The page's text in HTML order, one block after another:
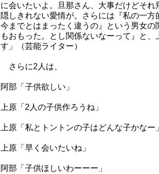
に会いたいよ。旦那さん、大事だけどそ
隠しきれない愛情が。さらには『私の一
今までとはまったく違うの』という男女
もおもった。とし関係ないなーって』と
す」（芸能ライター）
さらに2人は、
阿部「子供欲しい」
上原「2人の子供作ろうね」
上原「私とトントンの子はどんな子かなー」
上原「早く会いたいね」
阿部「子供ほしいわーーー」